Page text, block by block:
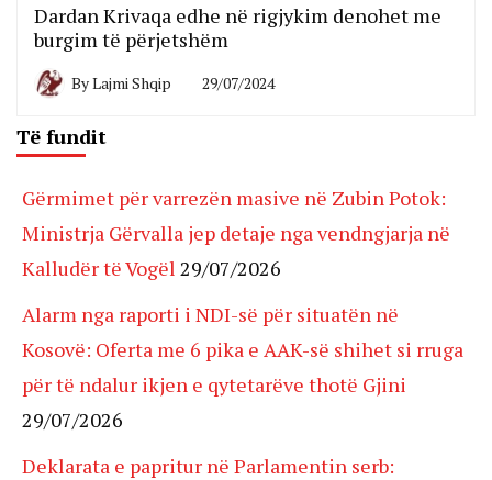
Dardan Krivaqa edhe në rigjykim denohet me
burgim të përjetshëm
ByLajmi Shqip 29/07/2024
Të fundit
Gërmimet për varrezën masive në Zubin Potok:
Ministrja Gërvalla jep detaje nga vendngjarja në
Kalludër të Vogël 29/07/2026
Alarm nga raporti i NDI-së për situatën në
Kosovë: Oferta me 6 pika e AAK-së shihet si rruga
për të ndalur ikjen e qytetarëve thotë Gjini
29/07/2026
Deklarata e papritur në Parlamentin serb: